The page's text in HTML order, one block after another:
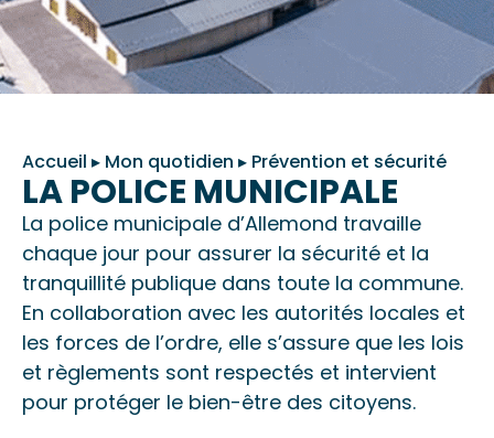
Accueil ▸ Mon quotidien ▸ Prévention et sécurité
LA POLICE MUNICIPALE
La police municipale d’Allemond travaille
chaque jour pour assurer la sécurité et la
tranquillité publique dans toute la commune.
En collaboration avec les autorités locales et
les forces de l’ordre, elle s’assure que les lois
et règlements sont respectés et intervient
pour protéger le bien-être des citoyens.